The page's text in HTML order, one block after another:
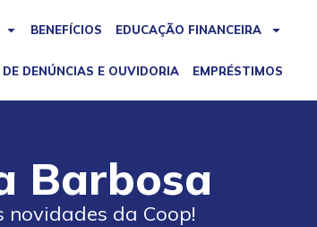
BENEFÍCIOS EDUCAÇÃO FINANCEIRA
DENÚNCIAS E OUVIDORIA EMPRÉSTIMOS
Barbosa
novidades da Coop!